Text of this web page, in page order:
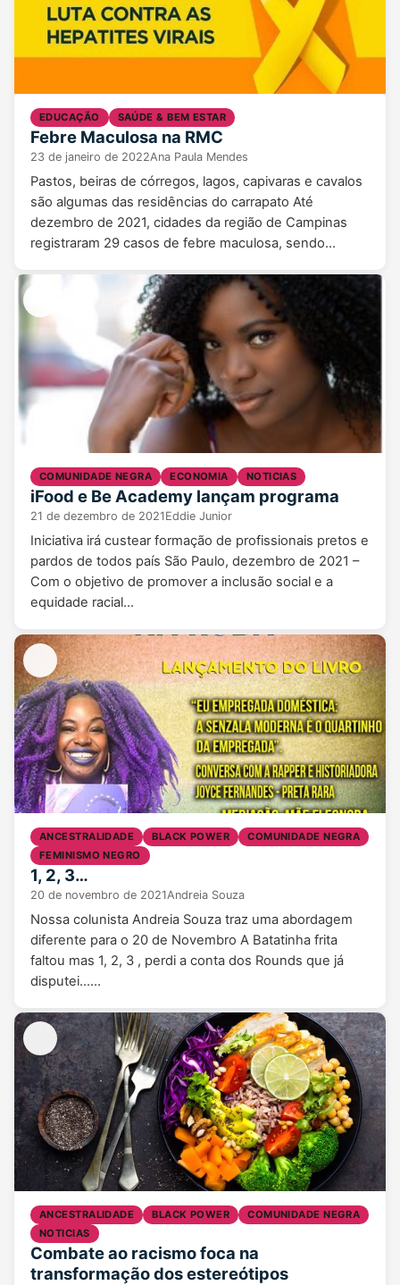
EDUCAÇÃO SAÚDE & BEM ESTAR
Febre Maculosa na RMC
23 de janeiro de 2022Ana Paula Mendes
Pastos, beiras de córregos, lagos, capivaras e cavalos
são algumas das residências do carrapato Até
dezembro de 2021, cidades da região de Campinas
registraram 29 casos de febre maculosa, sendo…
COMUNIDADE NEGRA ECONOMIA NOTICIAS
iFood e Be Academy lançam programa
21 de dezembro de 2021Eddie Junior
Iniciativa irá custear formação de profissionais pretos e
pardos de todos país São Paulo, dezembro de 2021 –
Com o objetivo de promover a inclusão social e a
equidade racial…
ANCESTRALIDADE BLACK POWER
COMUNIDADE NEGRA
FEMINISMO NEGRO
1, 2, 3…
20 de novembro de 2021Andreia Souza
Nossa colunista Andreia Souza traz uma abordagem
diferente para o 20 de Novembro A Batatinha frita
faltou mas 1, 2, 3 , perdi a conta dos Rounds que já
disputei……
ANCESTRALIDADE BLACK POWER
COMUNIDADE NEGRA
NOTICIAS
Combate ao racismo foca na
transformação dos estereótipos